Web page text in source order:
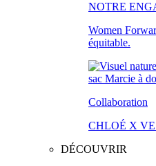
NOTRE
Women
équitable.
Collaboration
CHLOÉ X
DÉCOUVRIR